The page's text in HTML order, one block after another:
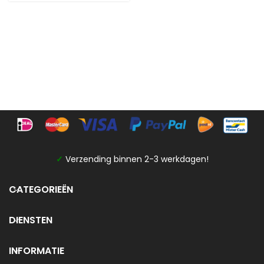
✓ Verzending binnen 2-3 werkdagen!
CATEGORIEËN
DIENSTEN
INFORMATIE